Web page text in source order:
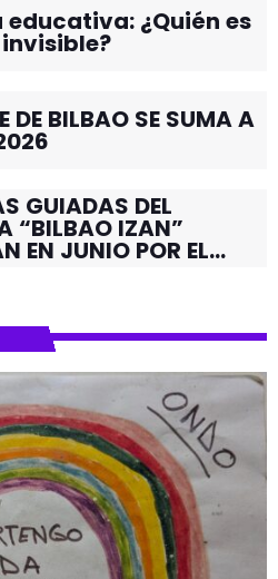
¿Quién es
DE BILBAO SE SUMA A
GUIADAS DEL
“BILBAO IZAN”
EN JUNIO POR EL